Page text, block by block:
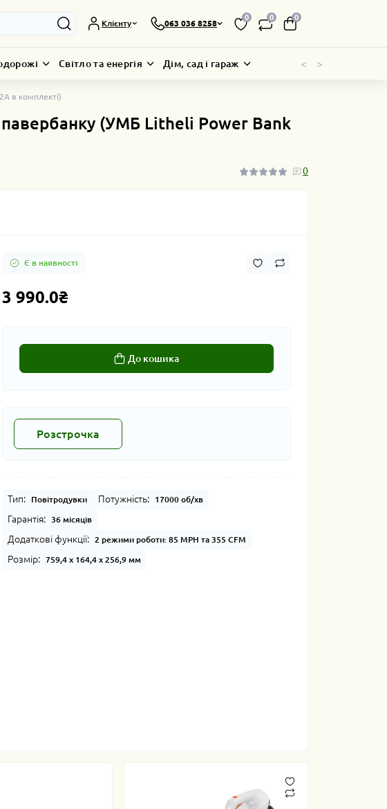
Клієнту 063 036 8258
0 0 0
Світло та енергія Дім, сад і гараж < >
в комплекті)
(УМБ Litheli Power Bank
0
Є в наявності
3 990.0₴
До кошика
Розстрочка
Тип: Повітродувки Потужність: 17000 об/хв
Гарантія: 36 місяців
Додаткові функції: 2 режими роботи: 85 MPH та 355 CFM
Розмір: 759,4 х 164,4 х 256,9 мм